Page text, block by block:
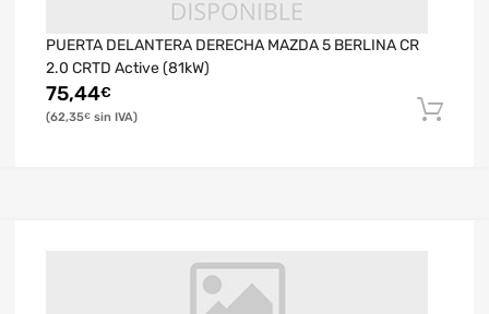
PUERTA DELANTERA DERECHA MAZDA 5 BERLINA CR
2.0 CRTD Active (81kW)
75,44€
62,35€